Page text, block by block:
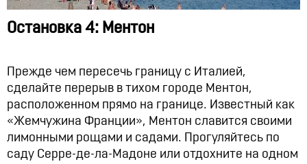
Остановка 4: Ментон
Прежде чем пересечь границу с Италией,
сделайте перерыв в тихом городе Ментон,
расположенном прямо на границе. Известный как
«Жемчужина Франции», Ментон славится своими
лимонными рощами и садами. Прогуляйтесь по
саду Серре-де-ла-Мадоне или отдохните на одном